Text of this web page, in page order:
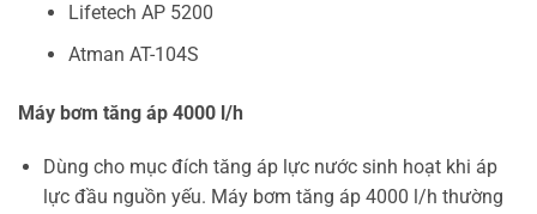
Lifetech AP 5200
Atman AT-104S
Máy bơm tăng áp 4000 l/h
Dùng cho mục đích tăng áp lực nước sinh hoạt khi áp
lực đầu nguồn yếu. Máy bơm tăng áp 4000 l/h thường